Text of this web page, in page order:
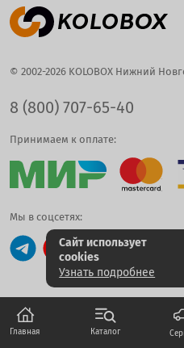
© 2002-2026 KOLOBOX Нижний
8 (800) 707-65-40
Принимаем к оплате:
Мы в соцсетях:
Главная Каталог
Сайт использует
cookies
Узнать подробнее